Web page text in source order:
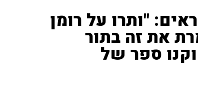
"ותרו על רומן
את זה בתור
ספר של